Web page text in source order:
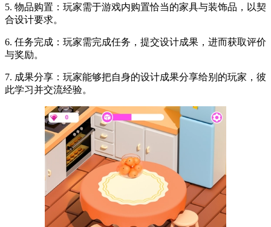
5. 物品购置：玩家需于游戏内购置恰当的家具与装饰品，以契
合设计要求。
6. 任务完成：玩家需完成任务，提交设计成果，进而获取评价
与奖励。
7. 成果分享：玩家能够把自身的设计成果分享给别的玩家，彼
此学习并交流经验。